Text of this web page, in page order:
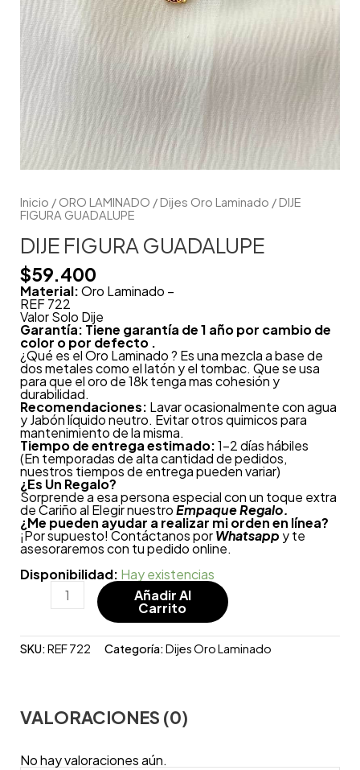
Inicio / ORO LAMINADO /Dijes Oro Laminado / DIJE
FIGURA GUADALUPE
DIJE FIGURA GUADALUPE
$59.400
Material:Oro Laminado –
REF 722
Valor Solo Dije
Garantía: Tiene garantía de 1 año por cambio de
color o por defecto .
¿Qué es el Oro Laminado ? Es una mezcla a base de
dos metales como el latón y el tombac. Que se usa
para que el oro de 18k tenga mas cohesión y
durabilidad.
Recomendaciones: Lavar ocasionalmente con agua
y Jabón líquido neutro. Evitar otros quimicos para
mantenimiento de la misma.
Tiempo de entrega estimado:1-2 días hábiles
(En temporadas de alta cantidad de pedidos,
nuestros tiempos de entrega pueden variar)
¿Es Un Regalo?
Sorprende a esa persona especial con un toque extra
de Cariño al Elegir nuestroEmpaque Regalo.
¿Me pueden ayudar a realizar mi orden en línea?
¡Por supuesto! Contáctanos porWhatsapp y te
asesoraremos con tu pedido online.
Disponibilidad: Hay existencias
Añadir Al
Carrito
SKU:REF 722 Categoría:Dijes Oro Laminado
VALORACIONES (0)
No hay valoraciones aún.